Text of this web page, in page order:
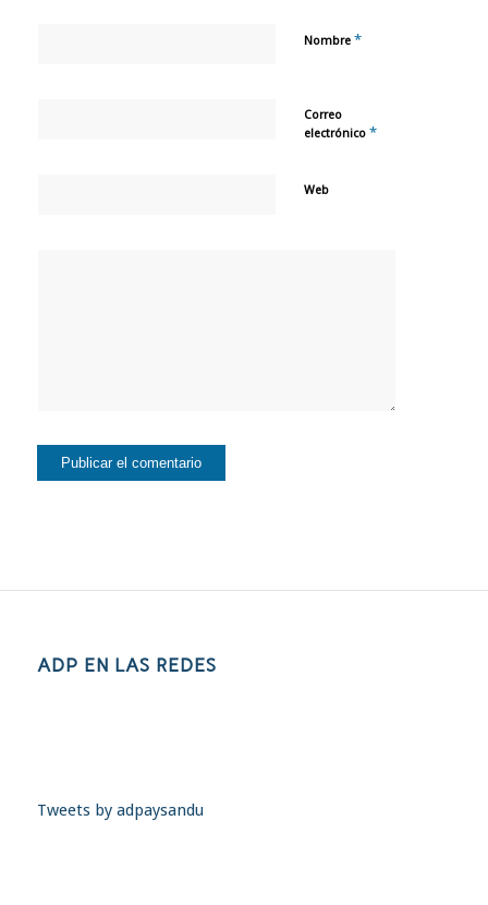
Nombre *
Correo
electrónico *
Web
ADP EN LAS REDES
Tweets by adpaysandu